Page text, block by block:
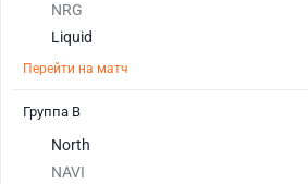
NRG
Liquid
Перейти на матч
North
NAVI
Группа В